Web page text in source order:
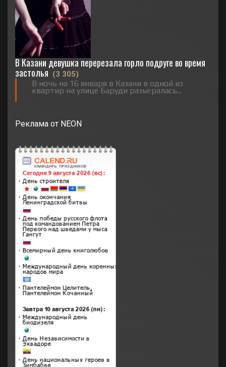
В Казани девушка перерезала горло подруге во время
застолья (3 305)
В ночь на 16 января в Казани в одной из
квартир на улице Баруди разыгралась...
Реклама от NEON